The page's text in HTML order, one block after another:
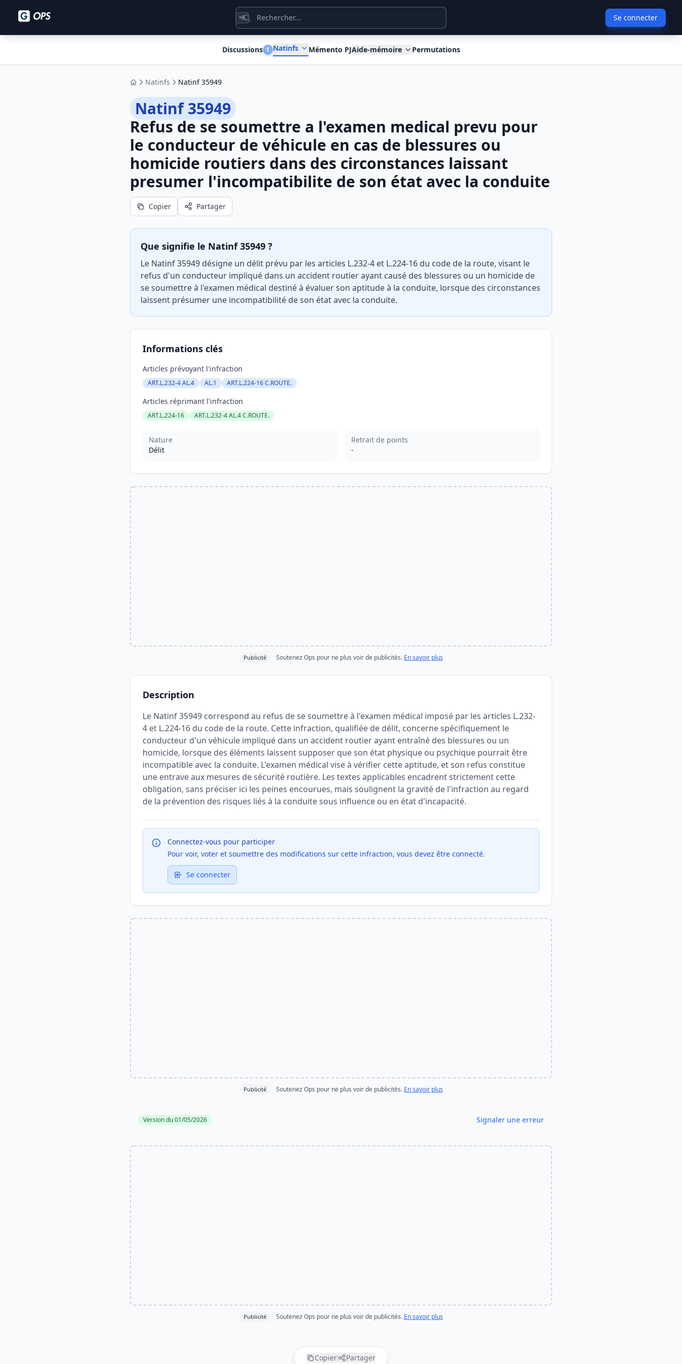
⌘K Se connecter
Discussions 1 Natinfs Mémento PJAide-mémoire Permutations
AccueilNatinfs Natinf 35949
Natinf 35949
Refus de se soumettre a l'examen medical prevu pour
le conducteur de véhicule en cas de blessures ou
homicide routiers dans des circonstances laissant
presumer l'incompatibilite de son état avec la conduite
Copier Partager
Que signifie le Natinf 35949 ?
Le Natinf 35949 désigne un délit prévu par les articles L.232-4 et L.224-16 du code de la route, visant le
refus d'un conducteur impliqué dans un accident routier ayant causé des blessures ou un homicide de
se soumettre à l'examen médical destiné à évaluer son aptitude à la conduite, lorsque des circonstances
laissent présumer une incompatibilité de son état avec la conduite.
Informations clés
Articles prévoyant l'infraction
ART.L.232-4 AL.4 AL.1 ART.L.224-16 C.ROUTE.
Articles réprimant l'infraction
ART.L.224-16 ART.L.232-4 AL.4 C.ROUTE.
Nature
Délit
Retrait de points
-
Publicité Soutenez Ops pour ne plus voir de publicités. En savoir plus
Description
Le Natinf 35949 correspond au refus de se soumettre à l'examen médical imposé par les articles L.232-
4 et L.224-16 du code de la route. Cette infraction, qualifiée de délit, concerne spécifiquement le
conducteur d'un véhicule impliqué dans un accident routier ayant entraîné des blessures ou un
homicide, lorsque des éléments laissent supposer que son état physique ou psychique pourrait être
incompatible avec la conduite. L'examen médical vise à vérifier cette aptitude, et son refus constitue
une entrave aux mesures de sécurité routière. Les textes applicables encadrent strictement cette
obligation, sans préciser ici les peines encourues, mais soulignent la gravité de l'infraction au regard
de la prévention des risques liés à la conduite sous influence ou en état d'incapacité.
Connectez-vous pour participer
Pour voir, voter et soumettre des modifications sur cette infraction, vous devez être connecté.
Se connecter
Publicité Soutenez Ops pour ne plus voir de publicités. En savoir plus
Version du 01/05/2026 Signaler une erreur
Publicité Soutenez Ops pour ne plus voir de publicités. En savoir plus
Copier Partager